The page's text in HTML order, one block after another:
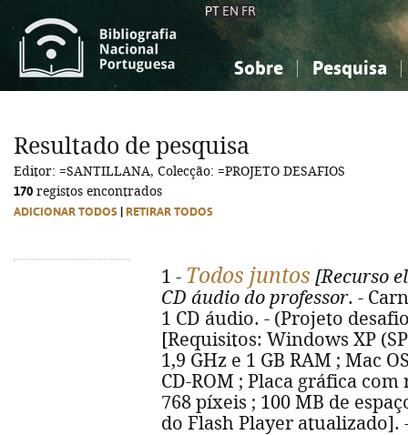
PT EN FR
Sobre Pesquisa
Ciências sociais...
Arte, desporto...
Ciências sociais...
Arte, desporto...
Resultado de pesquisa
Editor: =SANTILLANA, Colecção: =PROJETO DESAFIOS
170 registos encontrados
ADICIONAR TODOS RETIRAR TODOS
1 - Todos juntos [Recurso
CD áudio do professor. -
1 CD áudio. - (Projeto
[Requisitos: Windows XP
1,9 GHz e 1 GB RAM ; Mac
CD-ROM ; Placa gráfica
768 píxeis ; 100 MB de
do Flash Player atualizado].